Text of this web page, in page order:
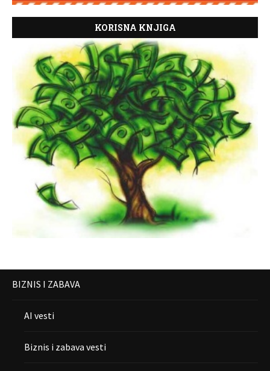
KORISNA KNJIGA
BIZNIS I ZABAVA
AI vesti
Biznis i zabava vesti